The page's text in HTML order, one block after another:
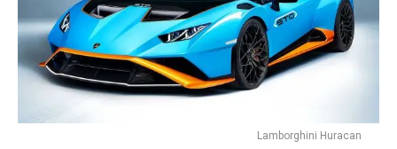
Lamborghini Huracan